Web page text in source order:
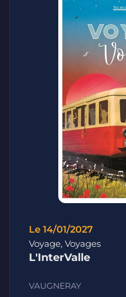
Le 14/01/2027
Voyage, Voyages
L'InterValle
VAUGNERAY